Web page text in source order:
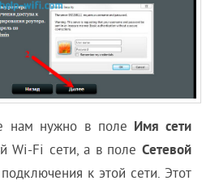
нам нужно в поле Имя сети
Wi-Fi сети, а в поле Сетевой
к этой сети. Этот